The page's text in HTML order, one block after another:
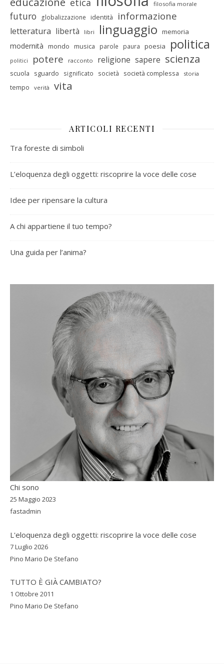
etica filosofia morale
futuro globalizzazione identità informazione
letteratura libertà libri linguaggio memoria
modernità mondo musica parole paura poesia politica
politici potere racconto religione sapere scienza
scuola sguardo significato società società complessa storia
tempo verità vita
ARTICOLI RECENTI
Tra foreste di simboli
L’eloquenza degli oggetti: riscoprire la voce delle cose
Idee per ripensare la cultura
A chi appartiene il tuo tempo?
Una guida per l’anima?
Chi sono
25 Maggio 2023
fastadmin
L'eloquenza degli oggetti: riscoprire la voce delle cose
7 Luglio 2026
Pino Mario De Stefano
TUTTO È GIÀ CAMBIATO?
1 Ottobre 2011
Pino Mario De Stefano